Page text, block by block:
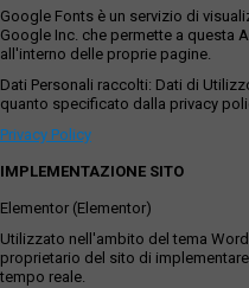
Google Fonts è un servizio di
Google Inc. che permette a questa
all'interno delle proprie pagine.
Dati Personali raccolti: Dati di
quanto specificato dalla privacy
Privacy Policy
IMPLEMENTAZIONE SITO
Elementor (Elementor)
Utilizzato nell'ambito del tema
proprietario del sito di
tempo reale.